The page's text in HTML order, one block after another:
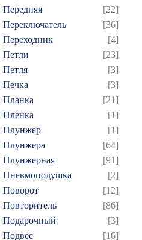
Передняя
[22]
Переключатель
[36]
Переходник
[4]
Петли
[23]
Петля
[3]
Печка
[3]
Планка
[21]
Пленка
[1]
Плунжер
[1]
Плунжера
[64]
Плунжерная
[91]
Пневмоподушка
[2]
Поворот
[12]
Повторитель
[86]
Подарочный
[3]
Подвес
[16]